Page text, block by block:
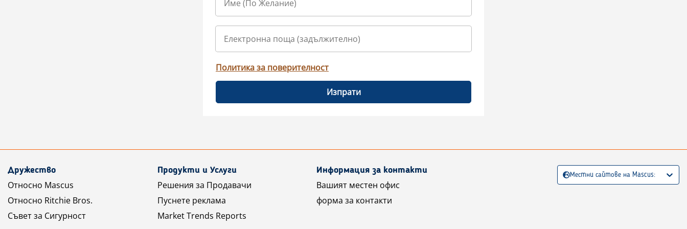
Политика за поверителност
Изпрати
Дружество
Относно Mascus
Относно Ritchie Bros.
Съвет за Сигурност
Продукти и Услуги
Решения за Продавачи
Пуснете реклама
Market Trends Reports
Информация за контакти
Вашият местен офис
форма за контакти
Местни сайтове на Mascus: